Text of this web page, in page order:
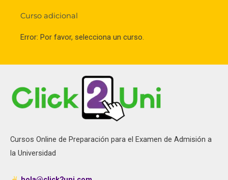
Curso adicional
Error: Por favor, selecciona un curso.
Cursos Online de Preparación para el Examen de Admisión a
la Universidad